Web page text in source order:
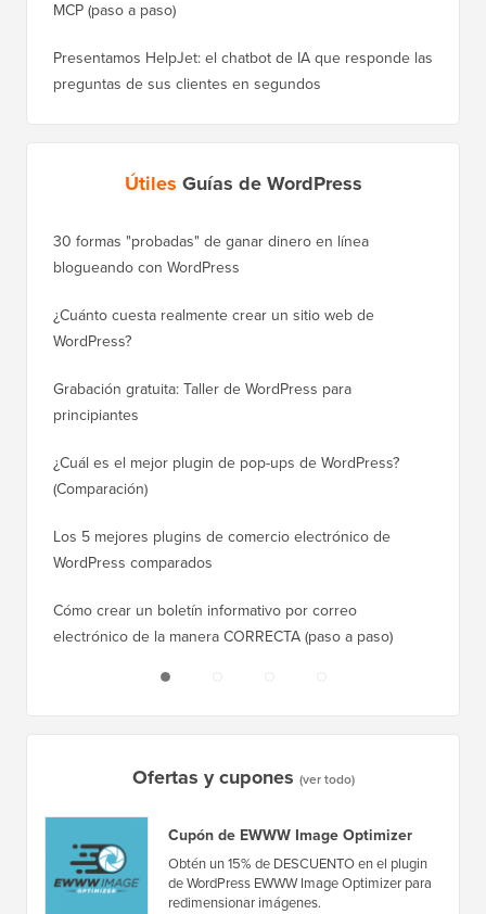
MCP (paso a paso)
Presentamos HelpJet: el chatbot de IA que responde las
preguntas de sus clientes en segundos
Útiles Guías de WordPress
30 formas "probadas" de ganar dinero en línea
blogueando con WordPress
¿Cuánto cuesta realmente crear un sitio web de
WordPress?
Grabación gratuita: Taller de WordPress para
principiantes
¿Cuál es el mejor plugin de pop-ups de WordPress?
(Comparación)
Los 5 mejores plugins de comercio electrónico de
WordPress comparados
Cómo crear un boletín informativo por correo
electrónico de la manera CORRECTA (paso a paso)
Ofertas y cupones (ver todo)
Cupón de EWWW Image Optimizer
Obtén un 15% de DESCUENTO en el plugin
de WordPress EWWW Image Optimizer para
redimensionar imágenes.